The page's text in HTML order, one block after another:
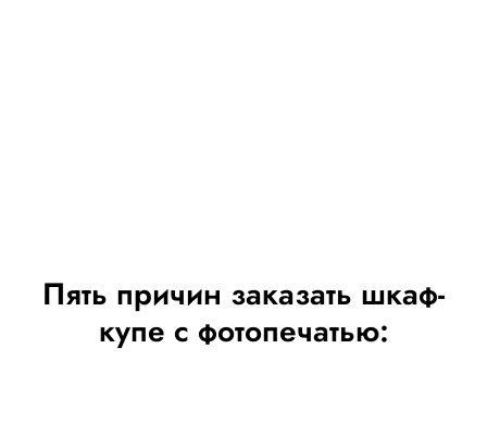
Пять причин заказать шкаф-
купе с фотопечатью: